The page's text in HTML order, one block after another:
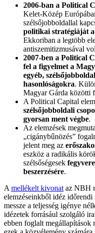
2006-ban a Political
Kelet-Közép
szélsőjobboldallal
politikai stratégiáját
Ekkoriban a legtöbb
antiszemitizmusával
2007-ben a Political
fel a figyelmet a
egyéb,
hasonlóságokra.
Magyar Gárda közötti
A Political Capital
szélsőjobboldali
gyorsan ment végbe.
Az elemzések
„cigánybűnözés”
jelent meg az
eszköz a radikális
szélsőségesek
beszerzésére.
A mellékelt kivonat az NBH
elemzéseinkből idéz
messze a teljesség igénye
idézetek forrásául szolgáló
ebben foglalt megállapítások